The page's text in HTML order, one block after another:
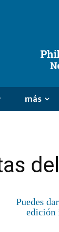
más
Puedes
edición